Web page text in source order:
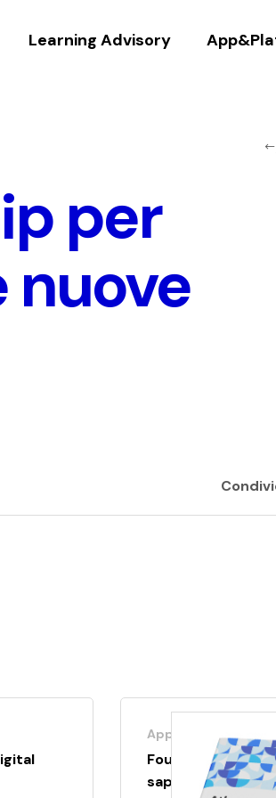
Learning Advisory
per
nuove
Approfondimenti
Foundation
sapere